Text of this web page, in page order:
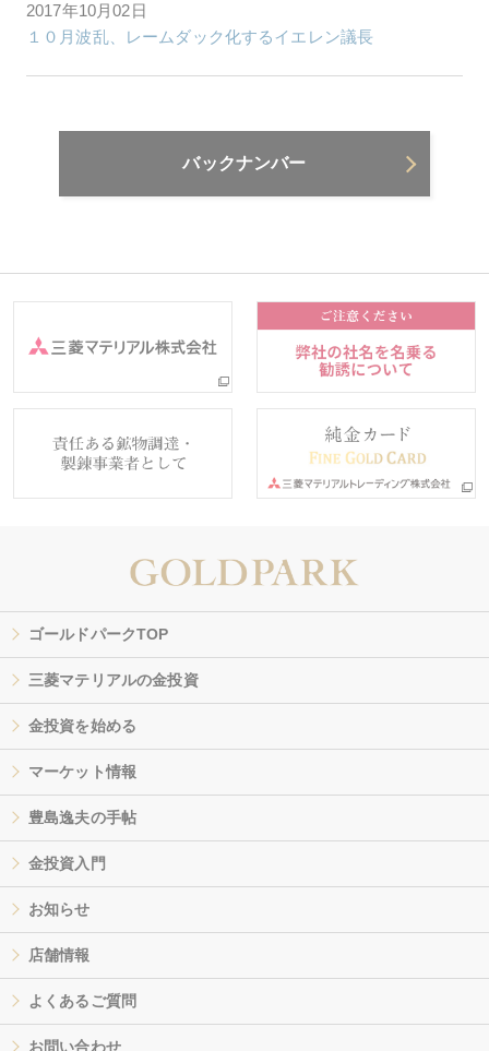
2017年10月02日
１０月波乱、レームダック化するイエレン議長
バックナンバー
ゴールドパークTOP
三菱マテリアルの金投資
金投資を始める
マーケット情報
豊島逸夫の手帖
金投資入門
お知らせ
店舗情報
よくあるご質問
お問い合わせ